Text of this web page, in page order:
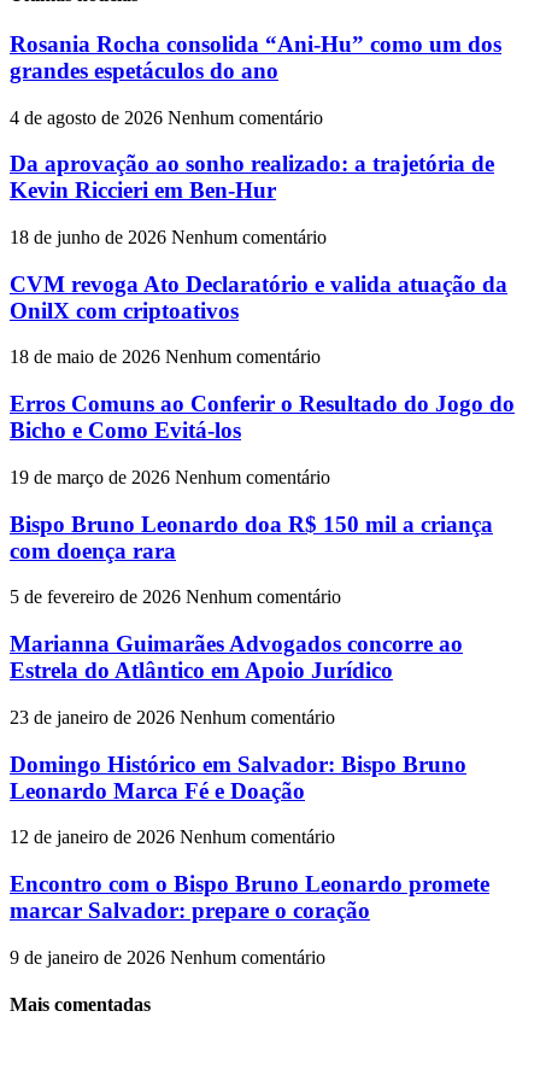
Rosania Rocha consolida “Ani-Hu” como um dos
grandes espetáculos do ano
4 de agosto de 2026 Nenhum comentário
Da aprovação ao sonho realizado: a trajetória de
Kevin Riccieri em Ben-Hur
18 de junho de 2026 Nenhum comentário
CVM revoga Ato Declaratório e valida atuação da
OnilX com criptoativos
18 de maio de 2026 Nenhum comentário
Erros Comuns ao Conferir o Resultado do Jogo do
Bicho e Como Evitá-los
19 de março de 2026 Nenhum comentário
Bispo Bruno Leonardo doa R$ 150 mil a criança
com doença rara
5 de fevereiro de 2026 Nenhum comentário
Marianna Guimarães Advogados concorre ao
Estrela do Atlântico em Apoio Jurídico
23 de janeiro de 2026 Nenhum comentário
Domingo Histórico em Salvador: Bispo Bruno
Leonardo Marca Fé e Doação
12 de janeiro de 2026 Nenhum comentário
Encontro com o Bispo Bruno Leonardo promete
marcar Salvador: prepare o coração
9 de janeiro de 2026 Nenhum comentário
Mais comentadas